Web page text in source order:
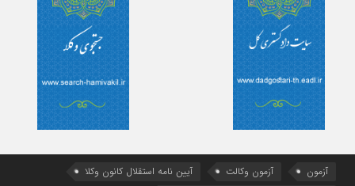
آزمون آزمون وکالت
آیین ‌نامه استقلال کانون وکلا